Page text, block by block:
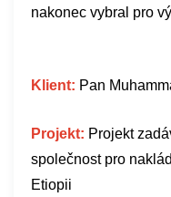
nakonec vybral pro
Klient: Pan
Projekt: Projekt
společnost pro
Etiopii